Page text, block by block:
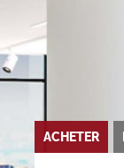
ACHETER